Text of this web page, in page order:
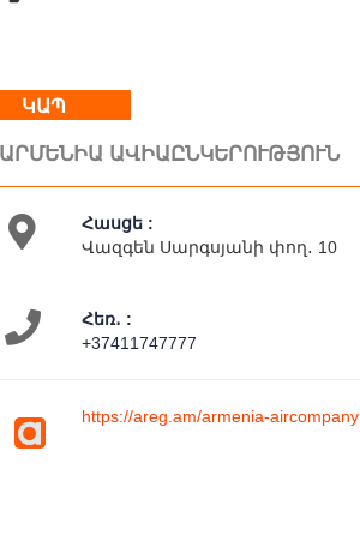
ԿԱՊ
ԱՐՄԵՆԻԱ ԱՎԻԱԸՆԿԵՐՈՒԹՅՈՒՆ
Հասցե :
Վազգեն Սարգսյանի փող․ 10
Հեռ․ :
+37411747777
https://areg.am/armenia-aircompany